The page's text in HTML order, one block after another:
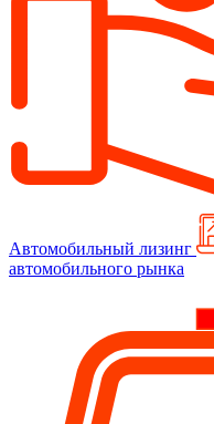
Автомобильный лизинг
автомобильного рынка